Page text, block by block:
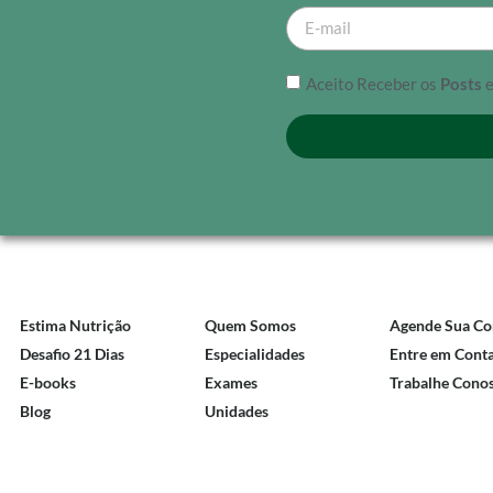
Aceito Receber os Posts e
Estima Nutrição
Desafio 21 Dias
E-books
Blog
Quem Somos
Especialidades
Exames
Unidades
Agende Sua
Entre em
Trabalhe